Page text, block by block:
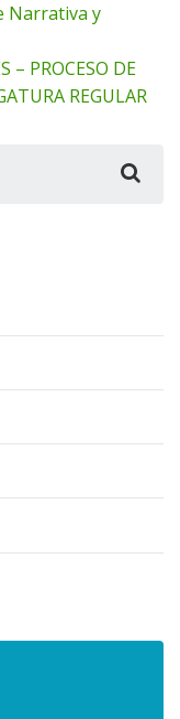
Narrativa y
– PROCESO DE
REGULAR